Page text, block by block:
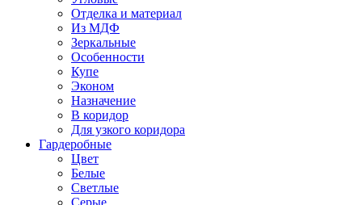
Отделка и материал
Из МДФ
Зеркальные
Особенности
Купе
Эконом
Назначение
В коридор
Для узкого коридора
Гардеробные
Цвет
Белые
Светлые
Серые